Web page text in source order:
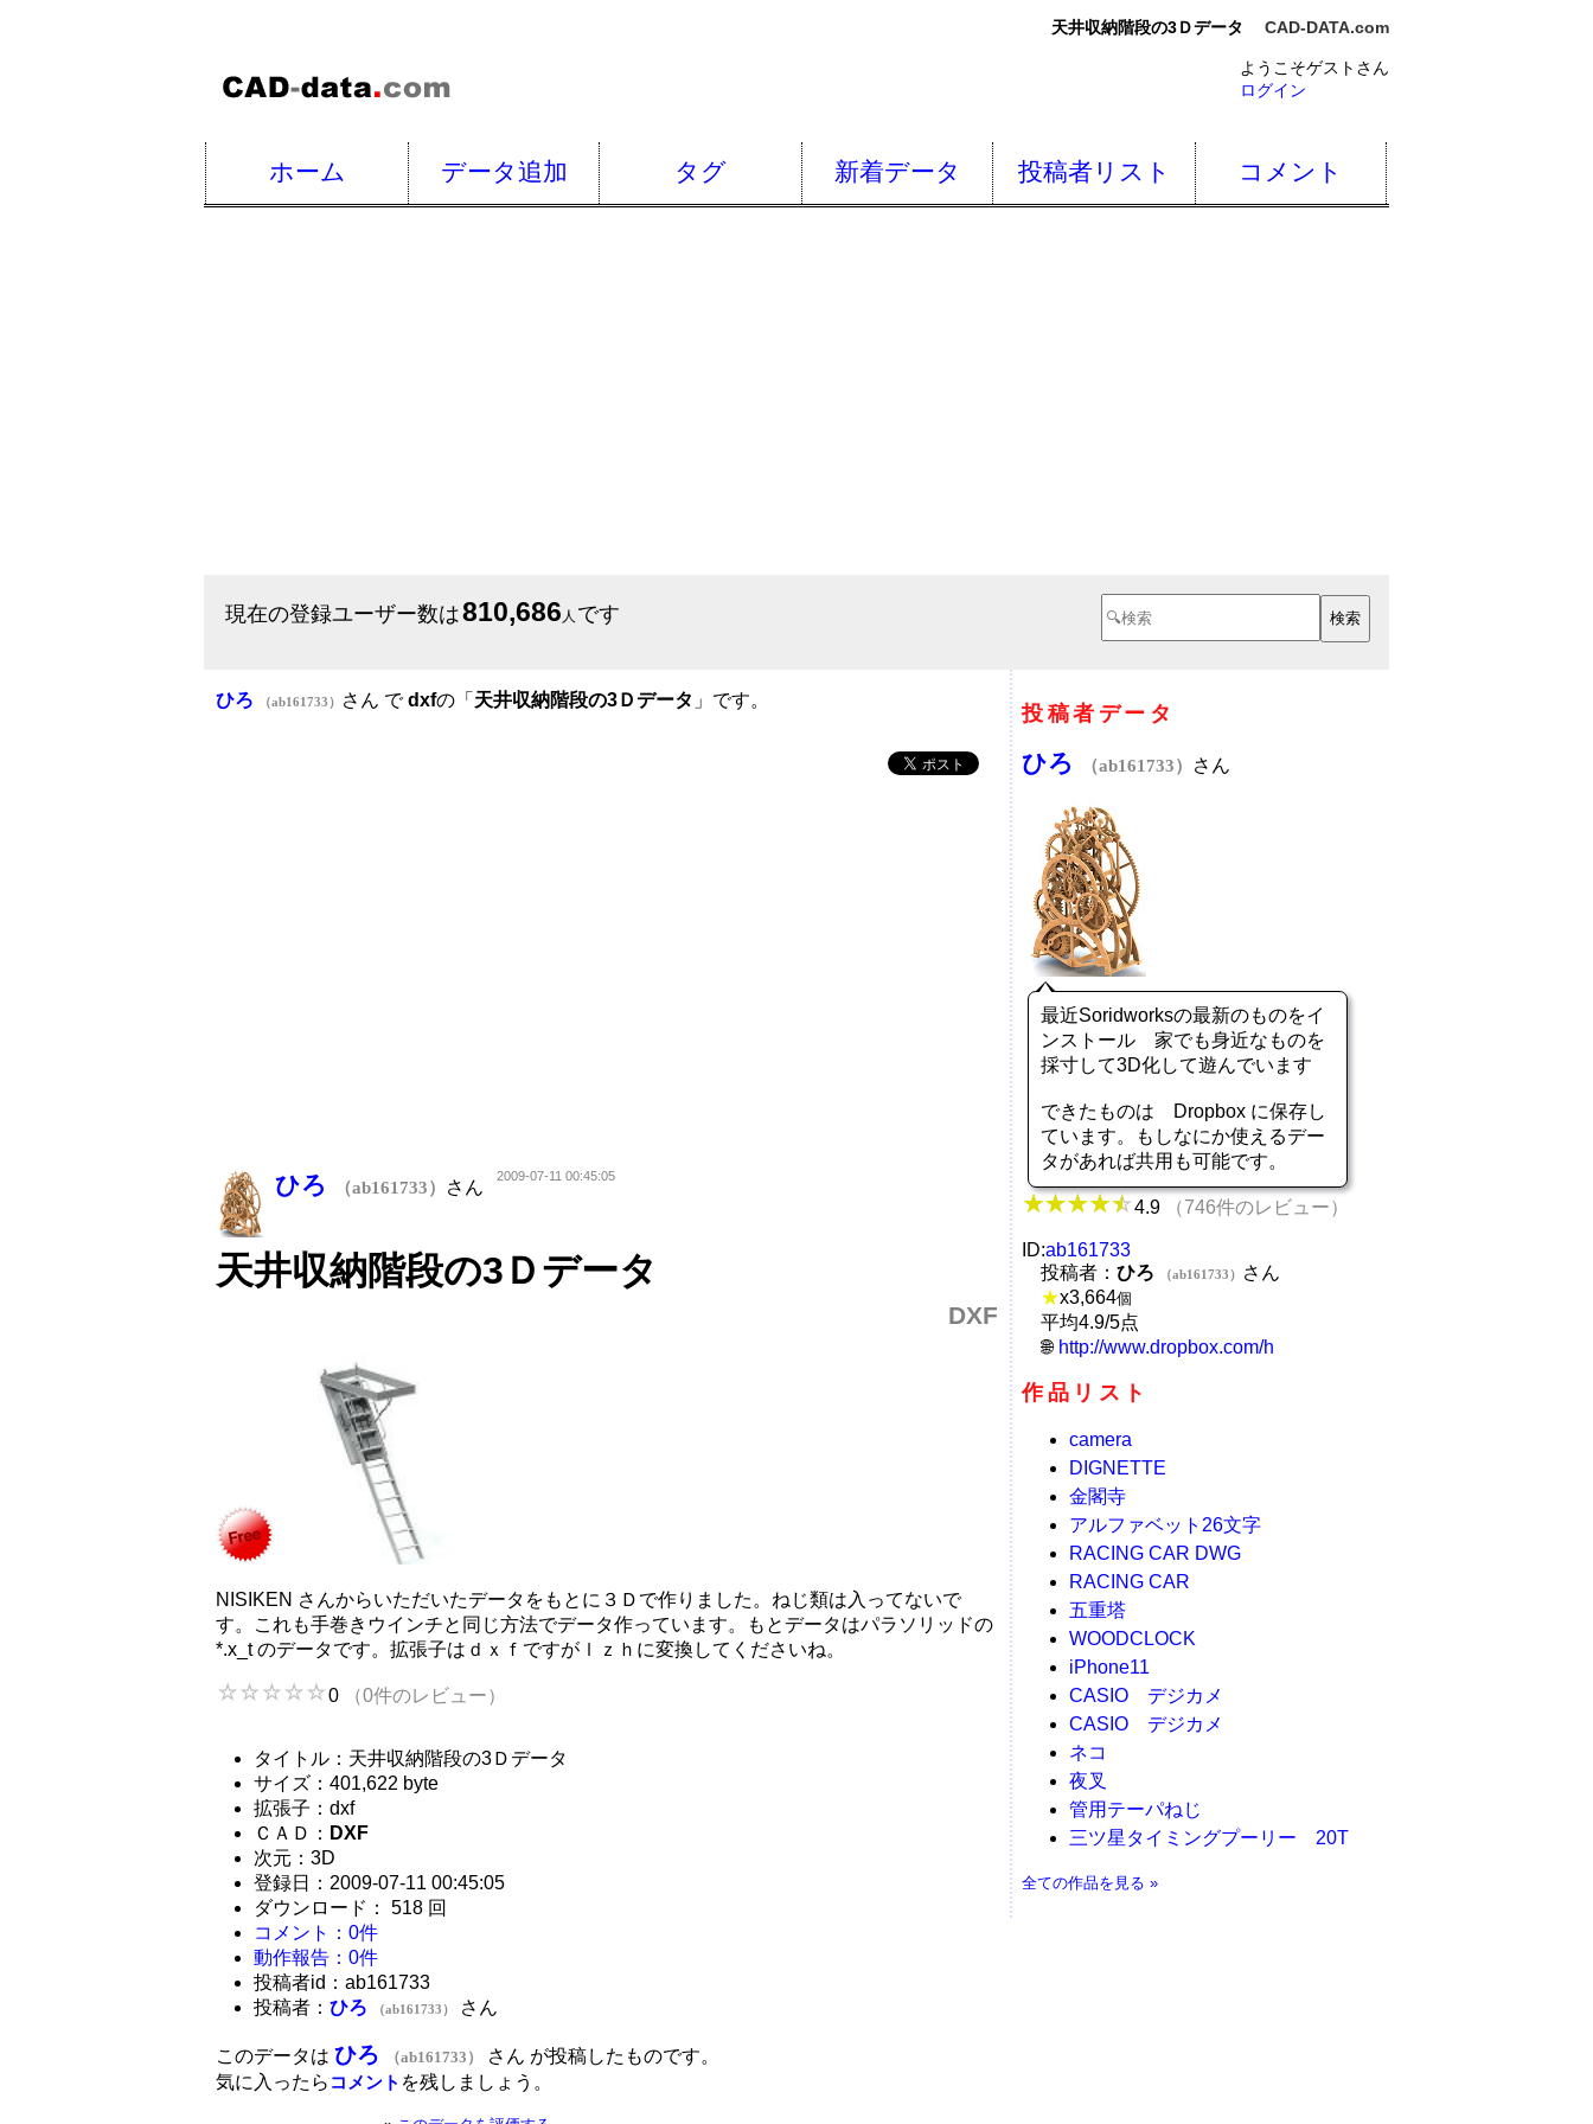
天井収納階段の3Ｄデータ CAD-DATA.com
ようこそゲストさん
ログイン
ホーム データ追加 タグ 新着データ 投稿者リスト コメント
現在の登録ユーザー数は810,686 人 です
ひろ （ab161733） さん でdxfの「 天井収納階段の3Ｄデータ 」です。
ひろ （ab161733） さん
2009-07-11 00:45:05
天井収納階段の3Ｄデータ
DXF
NISIKEN さんからいただいたデータをもとに３Ｄで作りました。ねじ類は入ってないで
す。これも手巻きウインチと同じ方法でデータ作っています。もとデータはパラソリッドの
*.x_t のデータです。拡張子はｄｘｆですがｌｚｈに変換してくださいね。
0 （0件のレビュー）
タイトル：天井収納階段の3Ｄデータ
サイズ：401,622 byte
拡張子：dxf
ＣＡＤ： DXF
次元：3D
登録日：2009-07-11 00:45:05
ダウンロード： 518 回
コメント：0件
動作報告：0件
投稿者id：ab161733
投稿者： ひろ （ab161733） さん
このデータは ひろ （ab161733）
さん が投稿したものです。
気に入ったら コメント を残しましょう。
投稿者データ
ひろ （ab161733） さん
最近Soridworksの最新のものをイ
ンストール 家でも身近なものを
採寸して3D化して遊んでいます
できたものは Dropbox に保存し
ています。もしなにか使えるデー
タがあれば共用も可能です。
4.9 （746件のレビュー）
ID:ab161733
投稿者： ひろ （ab161733）
さん
★x3,664個
平均4.9/5点
http://www.dropbox.com/h
作品リスト
camera
DIGNETTE
金閣寺
アルファベット26文字
RACING CAR DWG
RACING CAR
五重塔
WOODCLOCK
iPhone11
CASIO デジカメ
CASIO デジカメ
ネコ
夜叉
管用テーパねじ
三ツ星タイミングプーリー 20T
全ての作品を見る »